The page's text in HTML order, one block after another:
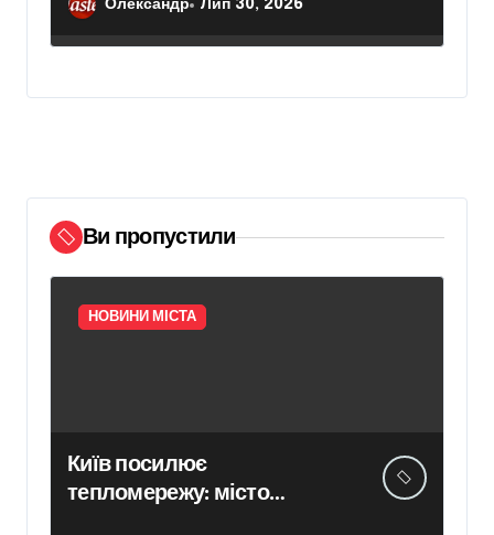
Олександр Лип 30, 2026
Ви пропустили
НОВИНИ МІСТА
Київ посилює
тепломережу: місто